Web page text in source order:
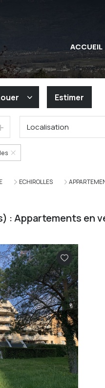
ACCUEIL
à l'année
Estimer
Localisation
ECHIROLLES
: Appartements en